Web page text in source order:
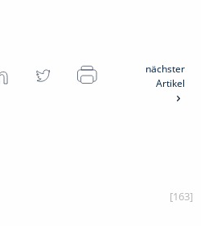
nächster
Artikel
[163]